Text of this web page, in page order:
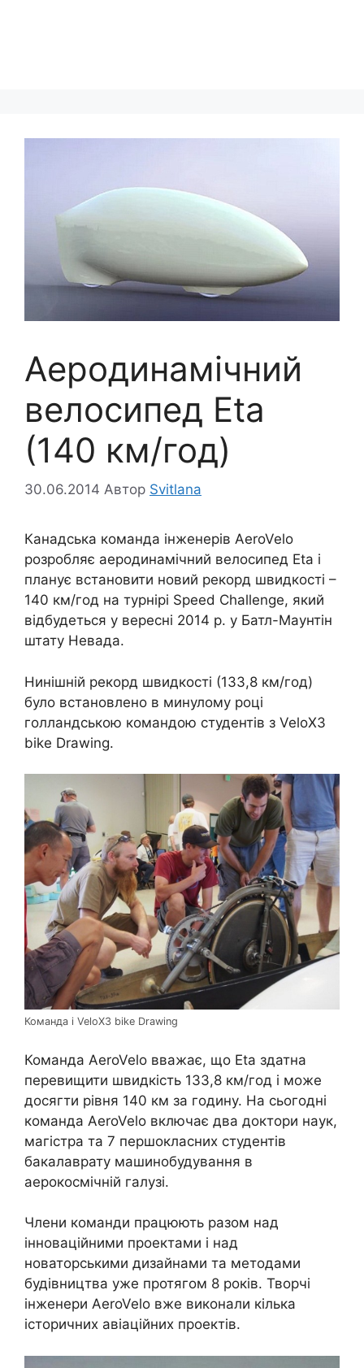
Аеродинамічний
велосипед Eta
(140 км/год)
30.06.2014 Автор Svitlana
Канадська команда інженерів AeroVelo
розробляє аеродинамічний велосипед Eta і
планує встановити новий рекорд швидкості –
140 км/год на турнірі Speed Challenge, який
відбудеться у вересні 2014 р. у Батл-Маунтін
штату Невада.
Нинішній рекорд швидкості (133,8 км/год)
було встановлено в минулому році
голландською командою студентів з VeloX3
bike Drawing.
Команда і VeloX3 bike Drawing
Команда AeroVelo вважає, що Eta здатна
перевищити швидкість 133,8 км/год і може
досягти рівня 140 км за годину. На сьогодні
команда AeroVelo включає два доктори наук,
магістра та 7 першокласних студентів
бакалаврату машинобудування в
аерокосмічній галузі.
Члени команди працюють разом над
інноваційними проектами і над
новаторськими дизайнами та методами
будівництва уже протягом 8 років. Творчі
інженери AeroVelo вже виконали кілька
історичних авіаційних проектів.